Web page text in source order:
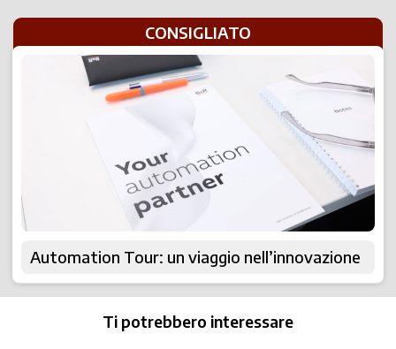
CONSIGLIATO
Automation Tour: un viaggio nell’innovazione
Ti potrebbero interessare